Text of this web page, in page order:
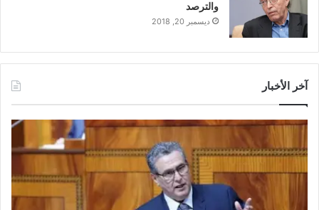
والترصد
ديسمبر 20, 2018
آخر الأخبار